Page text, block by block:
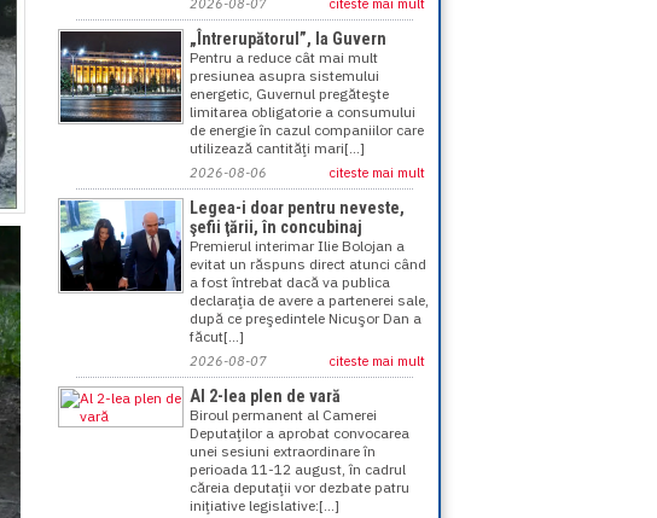
2026-08-07 citeste mai mult
„Întrerupătorul”, la Guvern
Pentru a reduce cât mai mult
presiunea asupra sistemului
energetic, Guvernul pregăteşte
limitarea obligatorie a consumului
de energie în cazul companiilor care
utilizează cantităţi mari[...]
2026-08-06 citeste mai mult
Legea-i doar pentru neveste,
şefii ţării, în concubinaj
Premierul interimar Ilie Bolojan a
evitat un răspuns direct atunci când
a fost întrebat dacă va publica
declaraţia de avere a partenerei sale,
după ce preşedintele Nicuşor Dan a
făcut[...]
2026-08-07 citeste mai mult
Al 2-lea plen de vară
Biroul permanent al Camerei
Deputaţilor a aprobat convocarea
unei sesiuni extraordinare în
perioada 11-12 august, în cadrul
căreia deputaţii vor dezbate patru
iniţiative legislative:[...]